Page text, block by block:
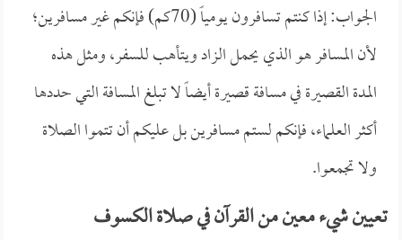
الجواب: إذا كنتم تسافرون يومياً (70كم) فإنكم غير مسافرين؛
لأن المسافر هو الذي يحمل الزاد ويتأهب للسفر، ومثل هذه
المدة القصيرة في مسافة قصيرة أيضاً لا تبلغ المسافة التي حددها
أكثر العلماء، فإنكم لستم مسافرين بل عليكم أن تتموا الصلاة
ولا تجمعوا.
تعيين شيء معين من القرآن في صلاة الكسوف